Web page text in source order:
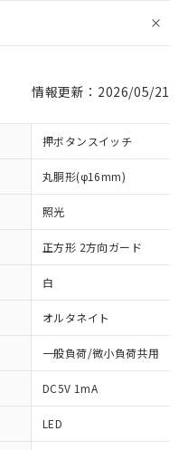
情報更新：2026/05/21
押ボタンスイッチ
丸胴形(φ16mm)
照光
正方形 2方向ガード
白
オルタネイト
一般負荷/微小負荷共用
DC5V 1mA
LED